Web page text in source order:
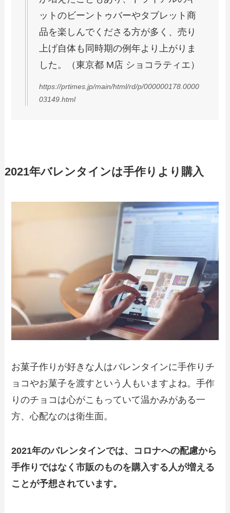
ットのビーントゥバーやタブレット商
品を楽しんでくださる方が多く、売り
上げ自体も同時期の例年より上がりま
した。（東京都 M店 ショコラティエ）
https://prtimes.jp/main/html/rd/p/000000178.0000
03149.html
2021年バレンタインは手作りより購入
お菓子作りが好きな人はバレンタインに手作りチ
ョコやお菓子を渡すという人もいますよね。手作
りのチョコは心がこもっていて温かみがある一
方、心配なのは衛生面。
2021年のバレンタインでは、コロナへの配慮から
手作りではなく市販のものを購入する人が増える
ことが予想されています。